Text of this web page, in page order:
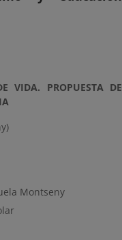
VIDA. PROPUESTA DE
Montseny